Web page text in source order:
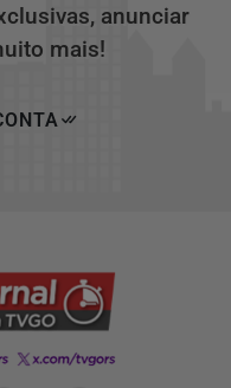
anunciar
mais!